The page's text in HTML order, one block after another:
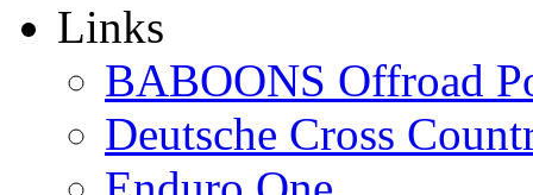
Links
BABOONS Offroad
Deutsche Cross